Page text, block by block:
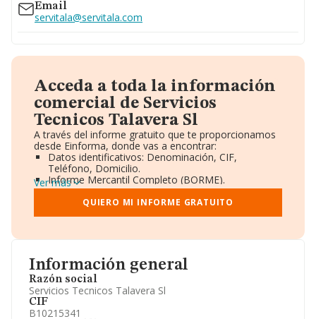
Información general
Razón social
Servicios Tecnicos Talavera Sl
CIF
B10215341
Email
servitala@servitala.com
Acceda a toda la información
comercial de Servicios
Tecnicos Talavera Sl
A través del informe gratuito que te proporcionamos
desde Einforma, donde vas a encontrar:
Datos identificativos: Denominación, CIF,
Teléfono, Domicilio.
Informe Mercantil Completo (BORME).
Gráficos de Evolución Ventas y Empleados.
Consejo de Administración y Administradores.
Directivos y Ejecutivos.
Información oficial y registral complementaria.
Ver más
QUIERO MI INFORME GRATUITO